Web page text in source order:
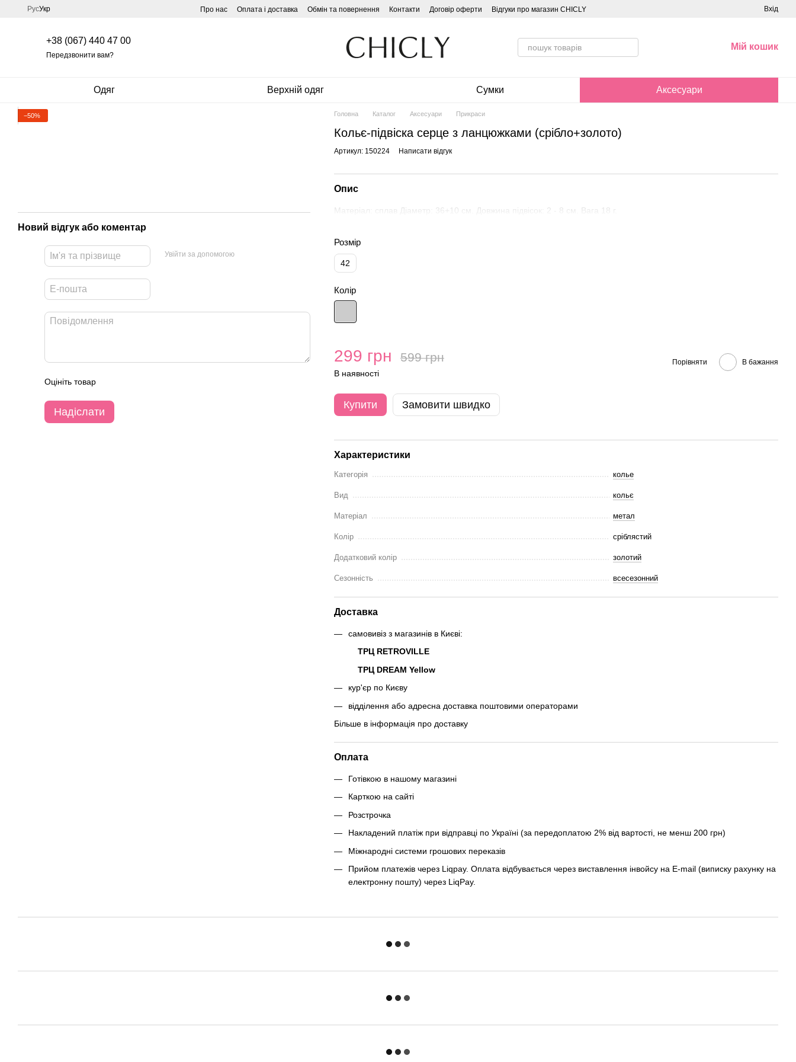
Перейти до основного контенту
РусУкр Про нас Оплата і доставка Обмін та повернення Контакти Договір оферти Відгуки про магазин CHICLY Вхід
+38 (067) 440 47 00
Передзвонити вам?
Мій кошик
Одяг Верхній одяг Сумки Аксесуари
−50%
Новий відгук або коментар
Увійти за допомогою
Оцініть товар
Надіслати
Головна Каталог Аксесуари Прикраси
Кольє-підвіска серце з ланцюжками (срібло+золото)
Артикул: 150224 Написати відгук
Опис
Матеріал: сплав Діаметр: 36+10 см. Довжина підвісок: 2 - 8 см. Вага 18 г.
Розмір
42
Колір
299 грн 599 грн
В наявності
Порівняти В бажання
Купити Замовити швидко
Характеристики
Категорія колье
Вид кольє
Матеріал метал
Колір сріблястий
Додатковий колір золотий
Сезонність всесезонний
Доставка
самовивіз з магазинів в Києві:
ТРЦ RETROVILLE
ТРЦ DREAM Yellow
кур'єр по Києву
відділення або адресна доставка поштовими операторами
Більше в інформація про доставку
Оплата
Готівкою в нашому магазині
Карткою на сайті
Розстрочка
Накладений платіж при відправці по Україні (за передоплатою 2% від вартості, не менш 200 грн)
Міжнародні системи грошових переказів
Прийом платежів через Liqpay. Оплата відбувається через виставлення інвойсу на E-mail (виписку рахунку на
електронну пошту) через LiqPay.